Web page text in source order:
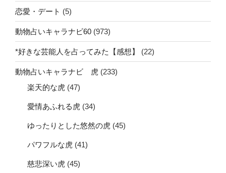
恋愛・デート (5)
動物占いキャラナビ60 (973)
*好きな芸能人を占ってみた【感想】 (22)
動物占いキャラナビ 虎 (233)
楽天的な虎 (47)
愛情あふれる虎 (34)
ゆったりとした悠然の虎 (45)
パワフルな虎 (41)
慈悲深い虎 (45)